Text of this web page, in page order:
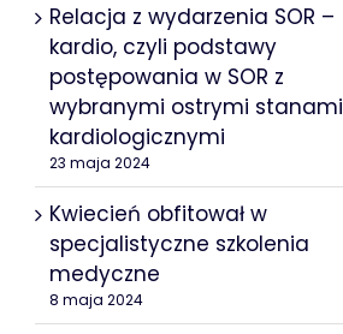
Relacja z wydarzenia SOR –
kardio, czyli podstawy
postępowania w SOR z
wybranymi ostrymi stanami
kardiologicznymi
23 maja 2024
Kwiecień obfitował w
specjalistyczne szkolenia
medyczne
8 maja 2024